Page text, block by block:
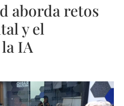
aborda retos
y el
IA